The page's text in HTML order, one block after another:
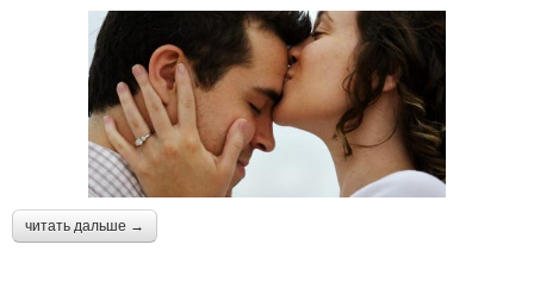
читать дальше →